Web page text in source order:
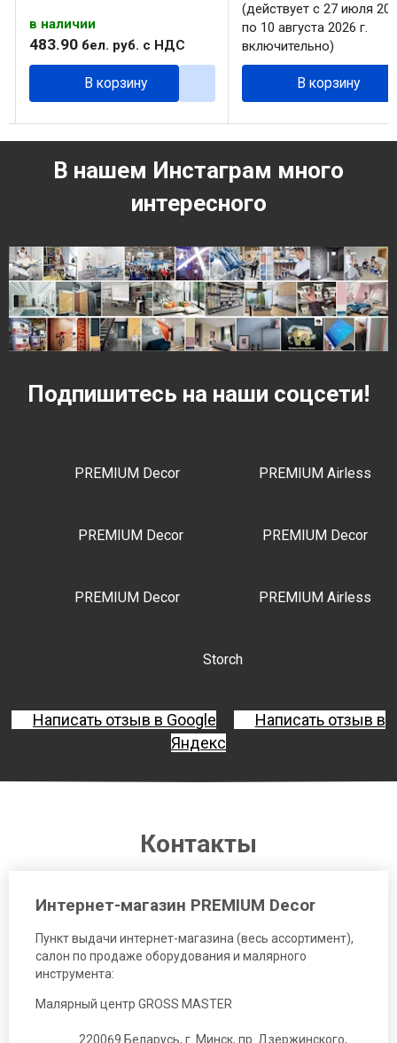
в наличии
483.90 бел. руб. с НДС
В корзину
(действует с 27 июля
по 10 августа 2026 г.
включительно)
В корзину
В нашем Инстаграм много
интересного
Подпишитесь на наши соцсети!
PREMIUM Decor PREMIUM Airless
PREMIUM Decor PREMIUM Decor
PREMIUM Decor PREMIUM Airless
Storch
Написать отзыв в Google
Написать отзыв в
Яндекс
Контакты
Интернет-магазин PREMIUM Decor
Пункт выдачи интернет-магазина (весь ассортимент),
салон по продаже оборудования и малярного
инструмента:
Малярный центр GROSS MASTER
220069 Беларусь, г. Минск, пр. Дзержинского,